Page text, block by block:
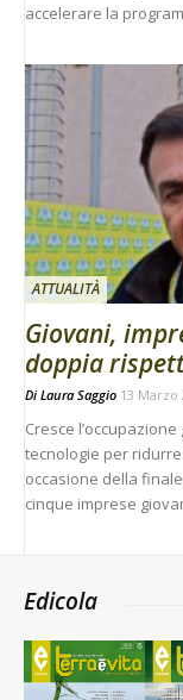
accelerare la
ATTUALITÀ
Giovani,
doppia
Di Laura Saggio 13 Marzo
Cresce
tecnologie per
occasione della
cinque imprese
Edicola